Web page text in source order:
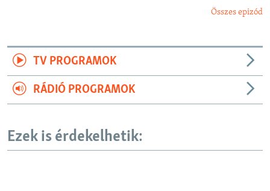
Összes epizód
TV PROGRAMOK
RÁDIÓ PROGRAMOK
Ezek is érdekelhetik: